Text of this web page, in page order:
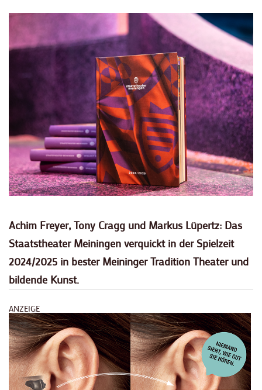
Achim Freyer, Tony Cragg und Markus Lüpertz: Das
Staatstheater Meiningen verquickt in der Spielzeit
2024/2025 in bester Meininger Tradition Theater und
bildende Kunst.
ANZEIGE